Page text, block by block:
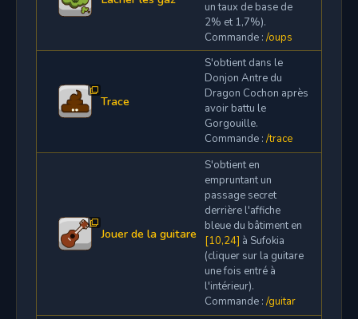
un taux de base de
2% et 1,7%).
Commande : /oups
Trace
S'obtient dans le
Donjon Antre du
Dragon Cochon après
avoir battu le
Gorgouille.
Commande : /trace
Jouer de la guitare
S'obtient en
empruntant un
passage secret
derrière l'affiche
bleue du bâtiment en
[10,24] à Sufokia
(cliquer sur la guitare
une fois entré à
l'intérieur).
Commande : /guitar